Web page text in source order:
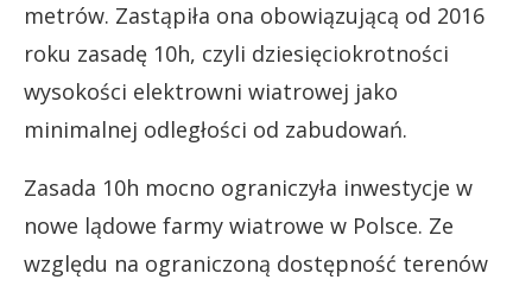
metrów. Zastąpiła ona obowiązującą od 2016
roku zasadę 10h, czyli dziesięciokrotności
wysokości elektrowni wiatrowej jako
minimalnej odległości od zabudowań.
Zasada 10h mocno ograniczyła inwestycje w
nowe lądowe farmy wiatrowe w Polsce. Ze
względu na ograniczoną dostępność terenów